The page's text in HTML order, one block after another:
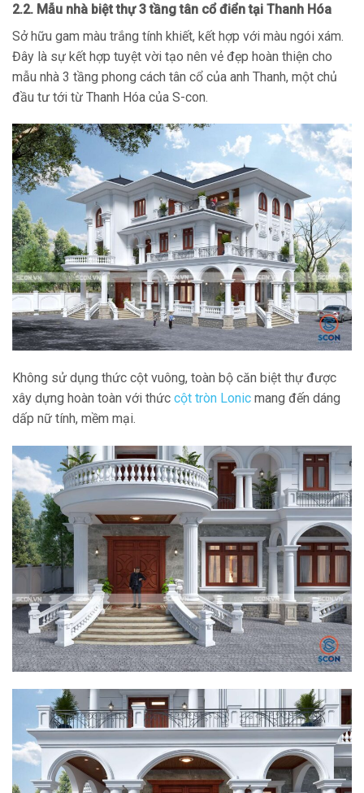
2.2. Mẫu nhà biệt thự 3 tầng tân cổ điển tại Thanh Hóa
Sở hữu gam màu trắng tính khiết, kết hợp với màu ngói xám.
Đây là sự kết hợp tuyệt vời tạo nên vẻ đẹp hoàn thiện cho
mẫu nhà 3 tầng phong cách tân cổ của anh Thanh, một chủ
đầu tư tới từ Thanh Hóa của S-con.
Không sử dụng thức cột vuông, toàn bộ căn biệt thự được
xây dựng hoàn toàn với thức cột tròn Lonic mang đến dáng
dấp nữ tính, mềm mại.